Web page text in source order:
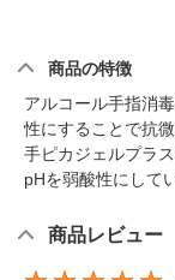
商品の特徴
アルコール手指消
性にすることで抗
手ピカジェルプラ
pHを弱酸性にして
商品レビュー